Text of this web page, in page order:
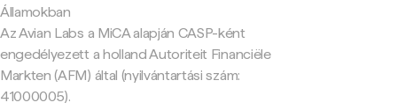
Államokban
Az Avian Labs a MiCA alapján CASP-ként
engedélyezett a holland Autoriteit Financiële
Markten (AFM) által (nyilvántartási szám:
41000005).